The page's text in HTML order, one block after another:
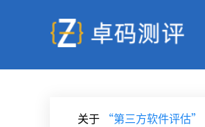
关于 “第三方软件评估”